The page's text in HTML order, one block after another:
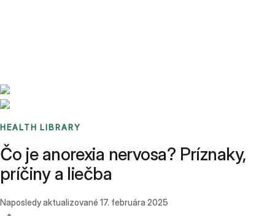
HEALTH LIBRARY
Čo je anorexia nervosa? Príznaky,
príčiny a liečba
Naposledy aktualizované 17. februára 2025